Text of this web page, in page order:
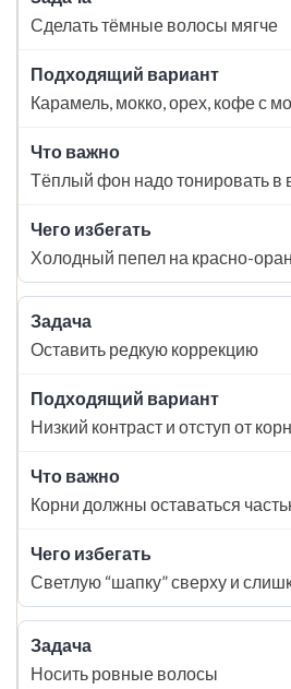
Сделать тёмные волосы мягче
Карамель, мокко, орех, кофе с
Тёплый фон надо тонировать
Холодный пепел на красно-
Оставить редкую коррекцию
Низкий контраст и отступ от
Корни должны оставаться
Светлую “шапку” сверху и
Носить ровные волосы